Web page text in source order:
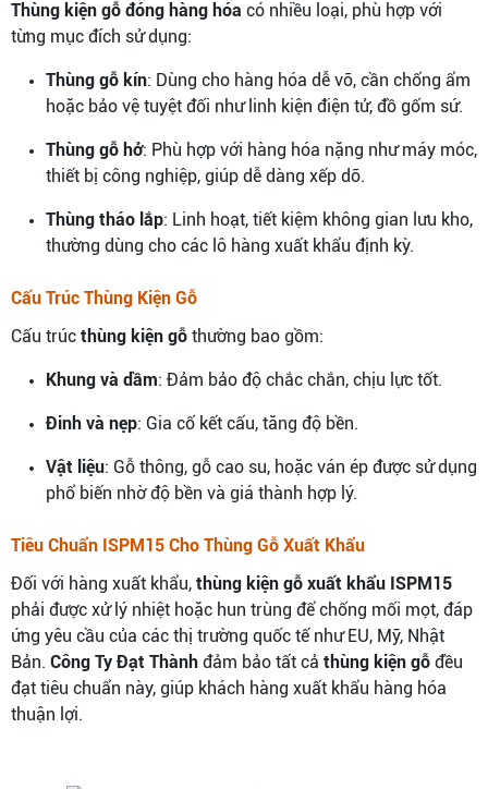
Thùng kiện gỗ đóng hàng hóa có nhiều loại, phù hợp với
từng mục đích sử dụng:
Thùng gỗ kín: Dùng cho hàng hóa dễ vỡ, cần chống ẩm
hoặc bảo vệ tuyệt đối như linh kiện điện tử, đồ gốm sứ.
Thùng gỗ hở: Phù hợp với hàng hóa nặng như máy móc,
thiết bị công nghiệp, giúp dễ dàng xếp dỡ.
Thùng tháo lắp: Linh hoạt, tiết kiệm không gian lưu kho,
thường dùng cho các lô hàng xuất khẩu định kỳ.
Cấu Trúc Thùng Kiện Gỗ
Cấu trúc thùng kiện gỗ thường bao gồm:
Khung và dầm: Đảm bảo độ chắc chắn, chịu lực tốt.
Đinh và nẹp: Gia cố kết cấu, tăng độ bền.
Vật liệu: Gỗ thông, gỗ cao su, hoặc ván ép được sử dụng
phổ biến nhờ độ bền và giá thành hợp lý.
Tiêu Chuẩn ISPM15 Cho Thùng Gỗ Xuất Khẩu
Đối với hàng xuất khẩu, thùng kiện gỗ xuất khẩu ISPM15
phải được xử lý nhiệt hoặc hun trùng để chống mối mọt, đáp
ứng yêu cầu của các thị trường quốc tế như EU, Mỹ, Nhật
Bản. Công Ty Đạt Thành đảm bảo tất cả thùng kiện gỗ đều
đạt tiêu chuẩn này, giúp khách hàng xuất khẩu hàng hóa
thuận lợi.